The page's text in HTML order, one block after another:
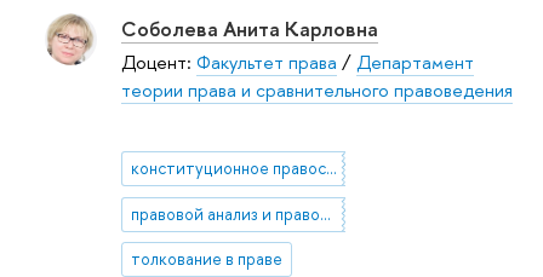
Соболева Анита Карловна
Доцент: Факультет права /Департамент
теории права и сравнительного правоведения
конституционное правосудие
правовой анализ и правовое мышление
толкование в праве